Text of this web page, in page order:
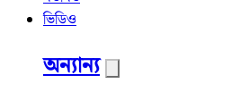
ভিডিও
অন্যান্য